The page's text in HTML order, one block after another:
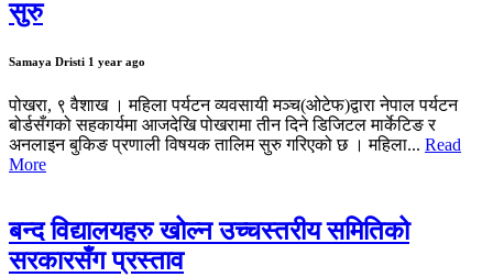
सुरु
Samaya Dristi 1 year ago
पोखरा, ९ वैशाख । महिला पर्यटन व्यवसायी मञ्च(ओटेफ)द्वारा नेपाल पर्यटन
बोर्डसँगको सहकार्यमा आजदेखि पोखरामा तीन दिने डिजिटल मार्केटिङ र
अनलाइन बुकिङ प्रणाली विषयक तालिम सुरु गरिएको छ । महिला... Read
More
बन्द विद्यालयहरु खोल्न उच्चस्तरीय समितिको
सरकारसँग प्रस्ताव